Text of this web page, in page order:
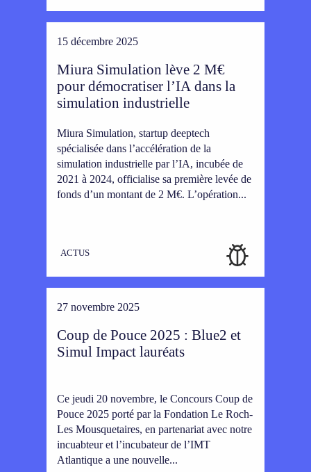
15 décembre 2025
Miura Simulation lève 2 M€
pour démocratiser l’IA dans la
simulation industrielle
Miura Simulation, startup deeptech
spécialisée dans l’accélération de la
simulation industrielle par l’IA, incubée de
2021 à 2024, officialise sa première levée de
fonds d’un montant de 2 M€. L’opération...
ACTUS
27 novembre 2025
Coup de Pouce 2025 : Blue2 et
Simul Impact lauréats
Ce jeudi 20 novembre, le Concours Coup de
Pouce 2025 porté par la Fondation Le Roch-
Les Mousquetaires, en partenariat avec notre
incuabteur et l’incubateur de l’IMT
Atlantique a une nouvelle...